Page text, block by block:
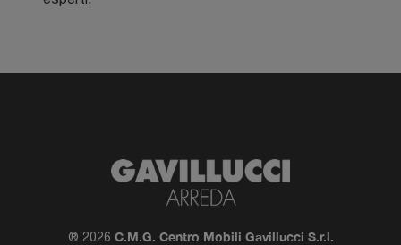
® 2026 C.M.G. Centro Mobili Gavillucci S.r.l.